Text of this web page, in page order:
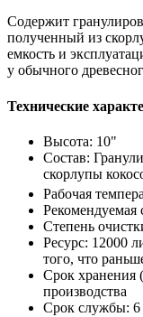
Содержит
полученный из
емкость и
у обычного
Технические
Высота: 10"
Состав:
скорлупы
Рабочая
Рекомендуемая
Степень
Ресурс: 12000
того, что
Срок хранения
производства
Срок службы: 6